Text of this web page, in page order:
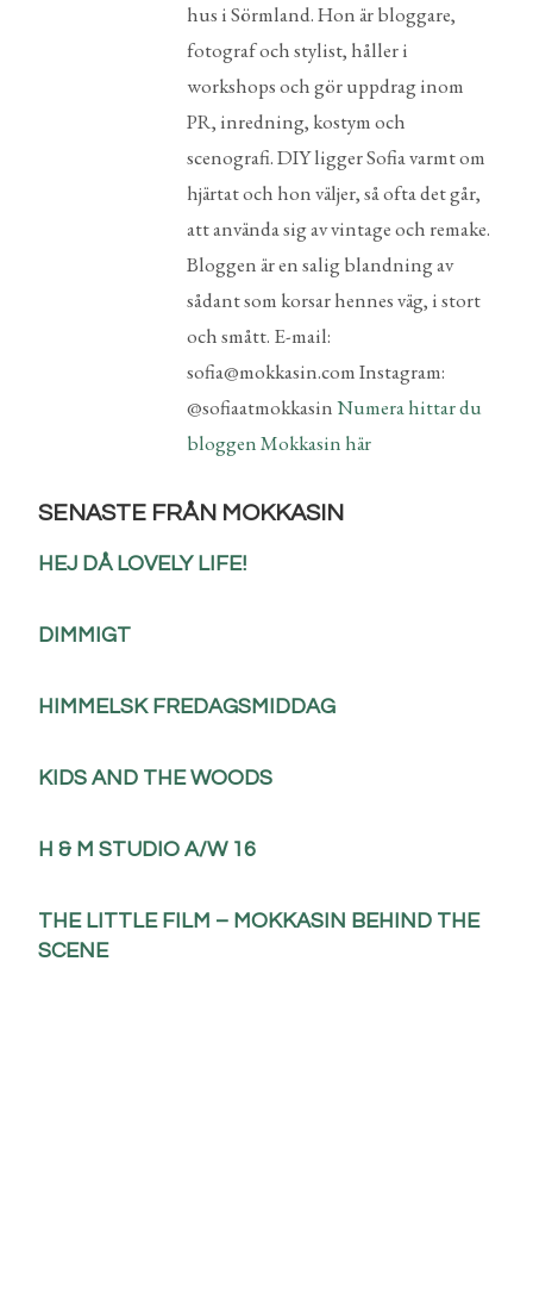
hus i Sörmland. Hon är bloggare,
fotograf och stylist, håller i
workshops och gör uppdrag inom
PR, inredning, kostym och
scenografi. DIY ligger Sofia varmt om
hjärtat och hon väljer, så ofta det går,
att använda sig av vintage och remake.
Bloggen är en salig blandning av
sådant som korsar hennes väg, i stort
och smått. E-mail:
sofia@mokkasin.com Instagram:
@sofiaatmokkasinNumera hittar du
bloggen Mokkasin här
SENASTE FRÅN MOKKASIN
HEJ DÅ LOVELY LIFE!
DIMMIGT
HIMMELSK FREDAGSMIDDAG
KIDS AND THE WOODS
H & M STUDIO A/W 16
THE LITTLE FILM – MOKKASIN BEHIND THE
SCENE